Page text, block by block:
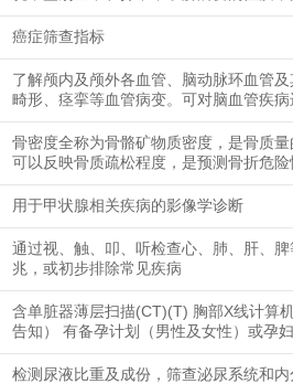
癌症筛查指标
了解颅内及颅外各血管、脑动脉环血管
畸形、痉挛等血管病变。可对脑血管疾病
骨密度全称为骨骼矿物质密度，是骨质
可以反映骨质疏松程度，是预测骨折危险
用于甲状腺相关疾病的影像学诊断
通过视、触、叩、听检查心、肺、肝、
兆，或初步排除常见疾病
含单脏器薄层扫描(CT)(T) 胸部X线计算
告知） 有备孕计划（男性及女性）或孕
检测尿液比重及成份，筛查泌尿系统和